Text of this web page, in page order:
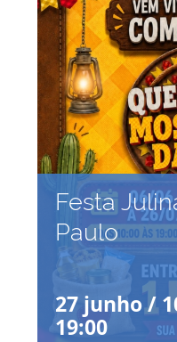
Festa
Paulo
27 junho /
19:00